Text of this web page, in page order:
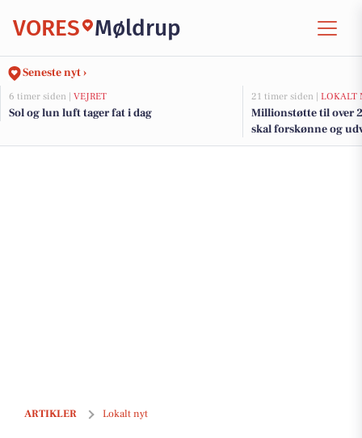
VORES Møldrup
Seneste nyt ›
6 timer siden | VEJRET
Sol og lun luft tager fat i dag
21 timer siden | LOKALT
Millionstøtte til over
skal forskønne og
Kommunes mindre
ARTIKLER Lokalt nyt
Udvalget stopper høring om kapacitetsudfordringer på